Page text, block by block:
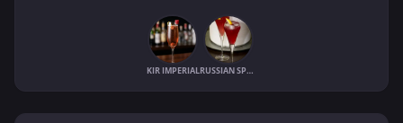
KIR IMPERIAL RUSSIAN SPRING PUNCH